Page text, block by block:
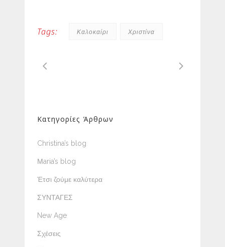
Tags: Καλοκαίρι Χριστίνα
Κατηγορίες Άρθρων
Christina’s blog
Μaria’s blog
Έτσι ζούμε καλύτερα
ΣΥΝΤΑΓΕΣ
New Age
Σχέσεις